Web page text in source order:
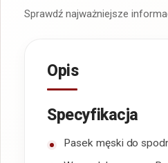
Sprawdź najważniejsze
Opis
Specyfikacja
Pasek męski do